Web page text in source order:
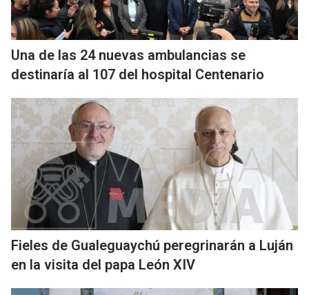
Una de las 24 nuevas ambulancias se
destinaría al 107 del hospital Centenario
Fieles de Gualeguaychú peregrinarán a Luján
en la visita del papa León XIV